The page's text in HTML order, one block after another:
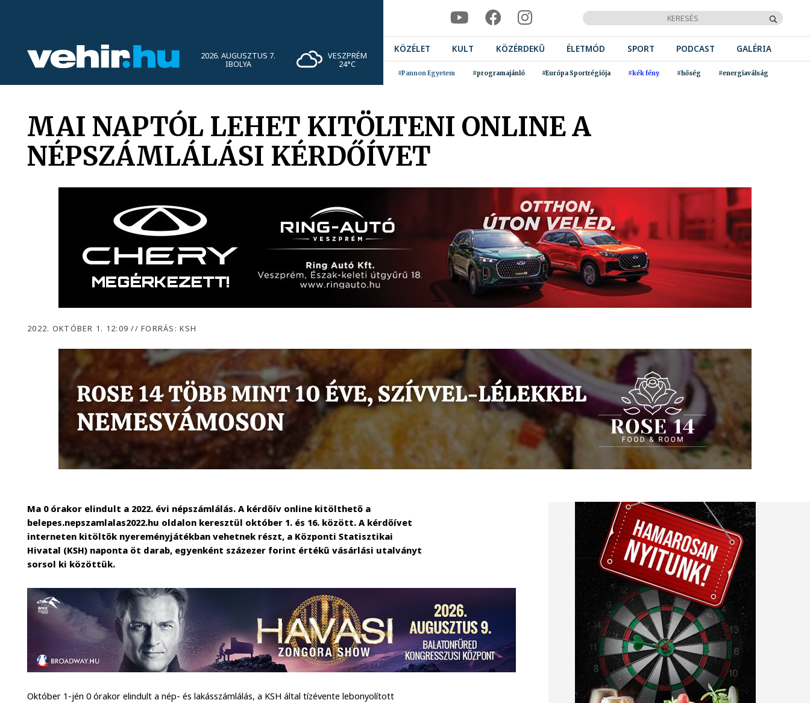
2026. AUGUSZTUS 7.
IBOLYA
VESZPRÉM
24°C
KÖZÉLET KULT KÖZÉRDEKŰ ÉLETMÓD SPORT PODCAST GALÉRIA
#Pannon Egyetem #programajánló #Európa Sportrégiója #kék fény #hőség #energiaválság
MAI NAPTÓL LEHET KITÖLTENI ONLINE A
NÉPSZÁMLÁLÁSI KÉRDŐÍVET
2022. OKTÓBER 1. 12:09// FORRÁS: KSH
Ma 0 órakor elindult a 2022. évi népszámlálás. A kérdőív online kitölthető a
belepes.nepszamlalas2022.hu oldalon keresztül október 1. és 16. között. A kérdőívet
interneten kitöltők nyereményjátékban vehetnek részt, a Központi Statisztikai
Hivatal (KSH) naponta öt darab, egyenként százezer forint értékű vásárlási utalványt
sorsol ki közöttük.
Október 1-jén 0 órakor elindult a nép- és lakásszámlálás, a KSH által tízévente lebonyolított